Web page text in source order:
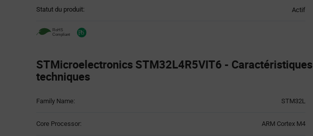
Statut du produit: Actif
STMicroelectronics STM32L4R5VIT6 - Caractéristiques
techniques
Table
Family Name: STM32L
Core Processor: ARM Cortex M4